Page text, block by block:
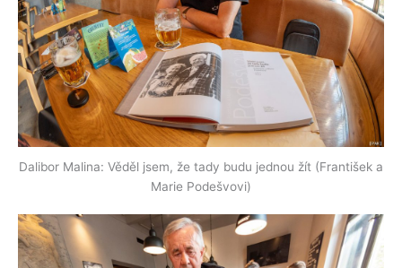
Dalibor Malina: Věděl jsem, že tady budu jednou žít (František a
Marie Podešvovi)